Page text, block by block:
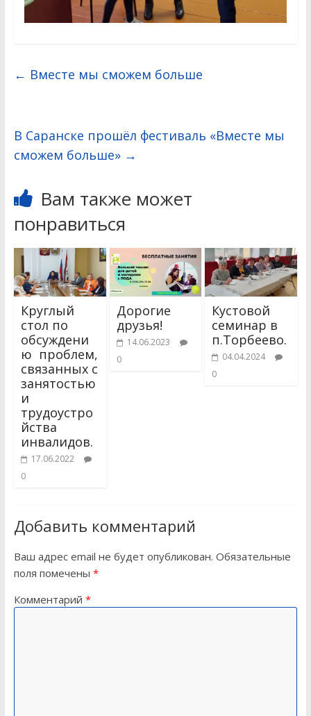
← Вместе мы сможем больше
В Саранске прошёл фестиваль «Вместе мы
сможем больше» →
Вам также может
понравиться
Круглый
стол по
обсуждени
ю проблем,
связанных с
занятостью
и
трудоустро
йства
инвалидов.
17.06.2022
0
Дорогие
друзья!
14.06.2023
0
Кустовой
семинар в
п.Торбеево.
04.04.2024
0
Добавить комментарий
Ваш адрес email не будет опубликован. Обязательные
поля помечены *
Комментарий *